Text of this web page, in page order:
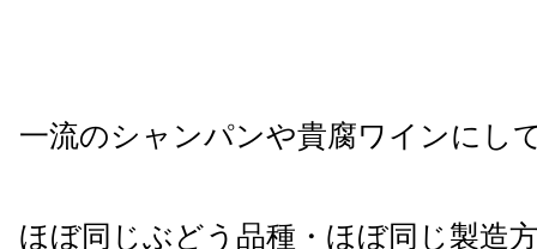
一流のシャンパンや貴腐ワインにし
ほぼ同じぶどう品種・ほぼ同じ製造